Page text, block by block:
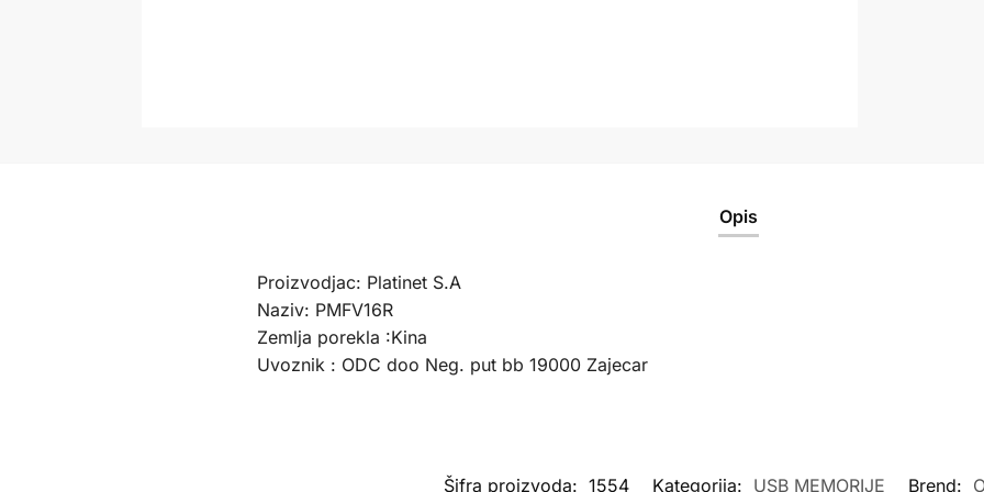
Opis
Proizvodjac: Platinet S.A
Naziv: PMFV16R
Zemlja porekla :Kina
Uvoznik : ODC doo Neg. put bb 19000 Zajecar
Šifra proizvoda: 1554 Kategorija: USB MEMORIJE Brend: